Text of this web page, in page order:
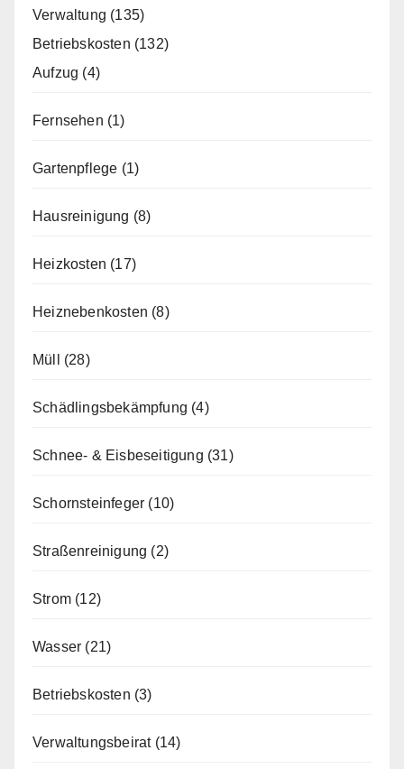
Verwaltung (135)
Betriebskosten (132)
Aufzug (4)
Fernsehen (1)
Gartenpflege (1)
Hausreinigung (8)
Heizkosten (17)
Heiznebenkosten (8)
Müll (28)
Schädlingsbekämpfung (4)
Schnee- & Eisbeseitigung (31)
Schornsteinfeger (10)
Straßenreinigung (2)
Strom (12)
Wasser (21)
Betriebskosten (3)
Verwaltungsbeirat(14)